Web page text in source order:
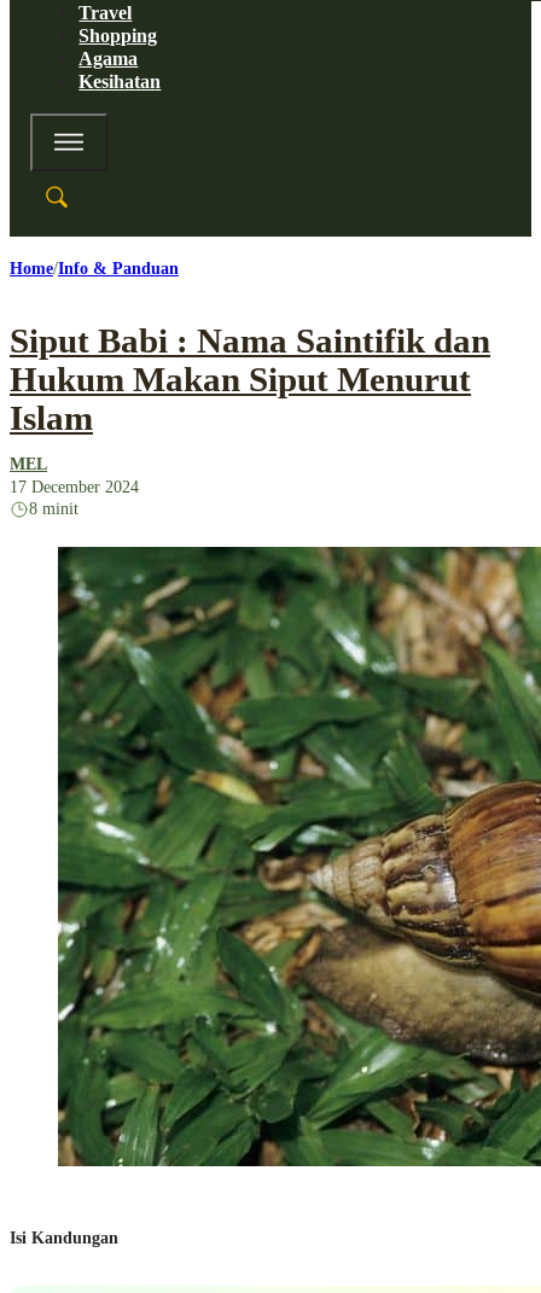
Travel
Shopping
Agama
Kesihatan
Home Info & Panduan
Siput Babi : Nama Saintifik dan
Hukum Makan Siput Menurut
Islam
MEL
17 December 2024
8 minit
Isi Kandungan